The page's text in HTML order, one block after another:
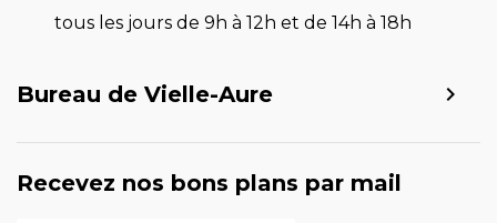
tous les jours de 9h à 12h et de 14h à 18h
Bureau de Vielle-Aure
Recevez nos bons plans par mail